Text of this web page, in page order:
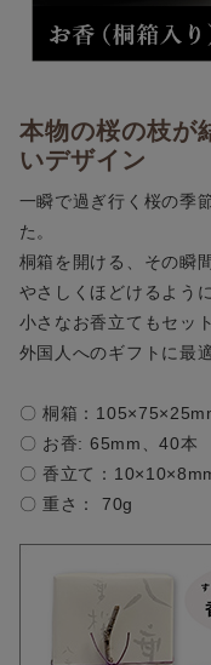
本物の桜の枝が
いデザイン
一瞬で過ぎ行く桜の季
た。
桐箱を開ける、その瞬間
やさしくほどけるよう
小さなお香立てもセッ
外国人へのギフトに最
〇 桐箱：
〇 お香: 65mm、40本
〇 香立て：
〇 重さ： 70g